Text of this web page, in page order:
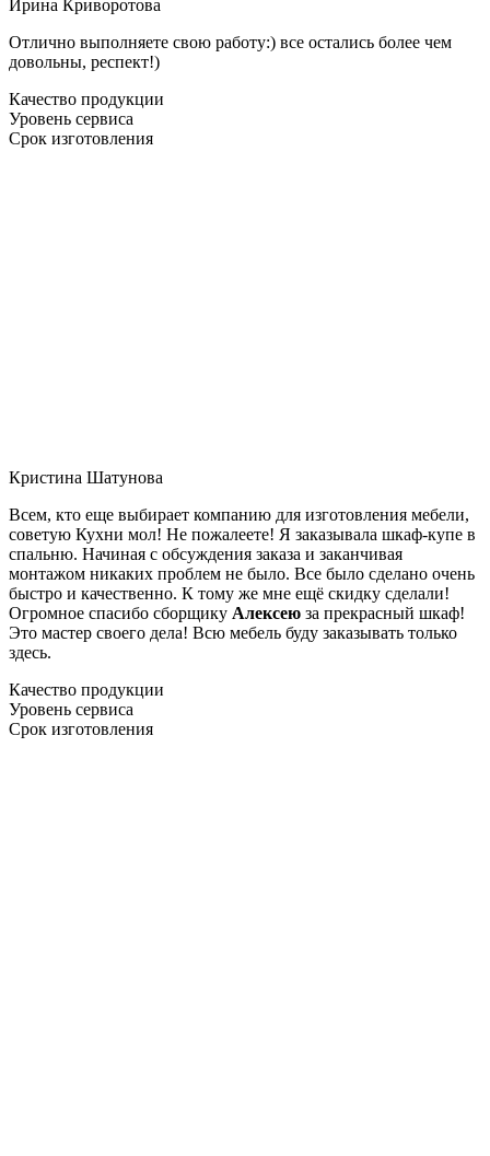
Ирина Криворотова
Отлично выполняете свою работу:) все остались более чем
довольны, респект!)
Качество продукции
Уровень сервиса
Срок изготовления
Кристина Шатунова
Всем, кто еще выбирает компанию для изготовления мебели,
советую Кухни мол! Не пожалеете! Я заказывала шкаф-купе в
спальню. Начиная с обсуждения заказа и заканчивая
монтажом никаких проблем не было. Все было сделано очень
быстро и качественно. К тому же мне ещё скидку сделали!
Огромное спасибо сборщику Алексею за прекрасный шкаф!
Это мастер своего дела! Всю мебель буду заказывать только
здесь.
Качество продукции
Уровень сервиса
Срок изготовления